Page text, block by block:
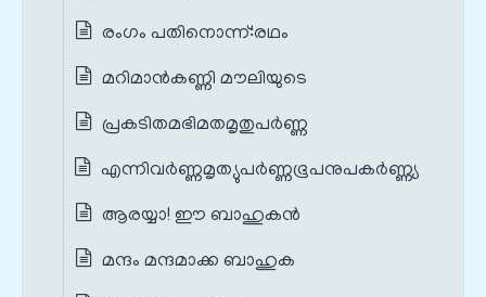
രംഗം പതിനൊന്ന്‌:രഥം
മറിമാൻകണ്ണി മൗലിയുടെ
പ്രകടിതമഭിമതമൃതുപർണ്ണ
എന്നിവർണ്ണമൃത്യുപർണ്ണഭൂപനുപകർണ്ണ്യ
ആരയ്യാ! ഈ ബാഹുകൻ
മന്ദം മന്ദമാക്ക ബാഹുക